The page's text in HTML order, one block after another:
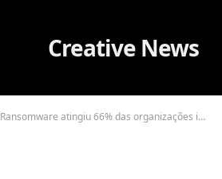
Ransomware atingiu 66% das organizações inquiridas no estudo anual “State of Ransomware 2022” da Sophos